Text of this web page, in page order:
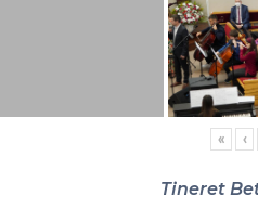
« ‹
Tineret